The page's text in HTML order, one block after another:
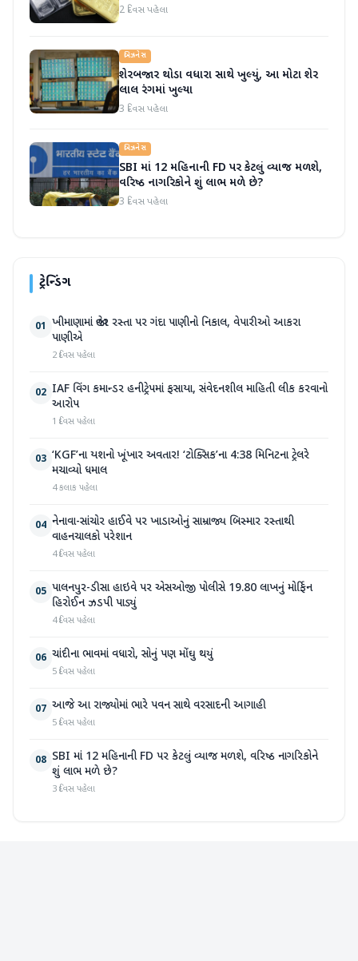
2 દિવસ પહેલા
બિઝનેસ
શેરબજાર થોડા વધારા સાથે ખુલ્યું, આ મોટા શેર
લાલ રંગમાં ખુલ્યા
3 દિવસ પહેલા
બિઝનેસ
SBI માં 12 મહિનાની FD પર કેટલું વ્યાજ મળશે,
વરિષ્ઠ નાગરિકોને શું લાભ મળે છે?
3 દિવસ પહેલા
ટ્રેન્ડિંગ
01 ખીમાણામાં જાહેર રસ્તા પર ગંદા પાણીનો નિકાલ, વેપારીઓ આકરા
પાણીએ
2 દિવસ પહેલા
02 IAF વિંગ કમાન્ડર હનીટ્રેપમાં ફસાયા, સંવેદનશીલ માહિતી લીક કરવાનો
આરોપ
1 દિવસ પહેલા
03 ‘KGF’ના યશનો ખૂંખાર અવતાર! ‘ટોક્સિક’ના 4:38 મિનિટના ટ્રેલરે
મચાવ્યો ધમાલ
4 કલાક પહેલા
04 નેનાવા-સાંચોર હાઈવે પર ખાડાઓનું સામ્રાજ્ય બિસ્માર રસ્તાથી
વાહનચાલકો પરેશાન
4 દિવસ પહેલા
05 પાલનપુર-ડીસા હાઇવે પર એસઓજી પોલીસે 19.80 લાખનું મોર્ફિન
હિરોઈન ઝડપી પાડ્યું
4 દિવસ પહેલા
06 ચાંદીના ભાવમાં વધારો, સોનું પણ મોંઘુ થયું
5 દિવસ પહેલા
07 આજે આ રાજ્યોમાં ભારે પવન સાથે વરસાદની આગાહી
5 દિવસ પહેલા
08 SBI માં 12 મહિનાની FD પર કેટલું વ્યાજ મળશે, વરિષ્ઠ નાગરિકોને
શું લાભ મળે છે?
3 દિવસ પહેલા